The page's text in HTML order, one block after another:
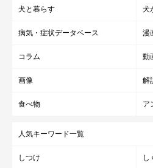
犬と暮らす 犬
病気・症状データベース 漫
コラム 動
画像 解
食べ物 ア
人気キーワード一覧
しつけ し